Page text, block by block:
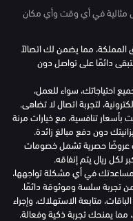
مثالية في أي وقت وأي مكان
مما يضمن لك اتصالاً
دائمًا على تواصل دون
احتياجاتك، سواء للعمل،
لتجربة اتصال لا تضاهى.
بأسعار تنافسية، مع خيارات مرنة
دون دفع مبالغ زائدة.
عروضًا حصرية تشمل خصومات
لكل ريال يتم إنفاقه.
في أي مشكلة تواجهها،
تجربة سلسة وموثوقة دائمًا.
متابعة الاستهلاك، وإجراء
يمنحك تجربة ذكية وفعالة.